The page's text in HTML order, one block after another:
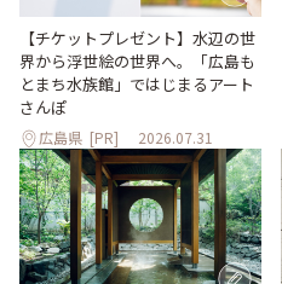
【チケットプレゼント】水辺の世
界から浮世絵の世界へ。「広島も
とまち水族館」ではじまるアート
さんぽ
広島県 [PR] 2026.07.31